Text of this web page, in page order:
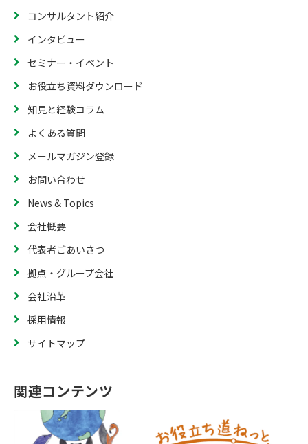
コンサルタント紹介
インタビュー
セミナー・イベント
お役立ち資料ダウンロード
知見と経験コラム
よくある質問
メールマガジン登録
お問い合わせ
News & Topics
会社概要
代表者ごあいさつ
拠点・グループ会社
会社沿革
採用情報
サイトマップ
関連コンテンツ